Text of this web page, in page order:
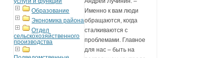
Образование
Экономика района
Отдел
сельскохозяйственного
производства
Именно к вам люди
обращаются, когда
сталкиваются с
проблемами. Главное
для нас – быть на